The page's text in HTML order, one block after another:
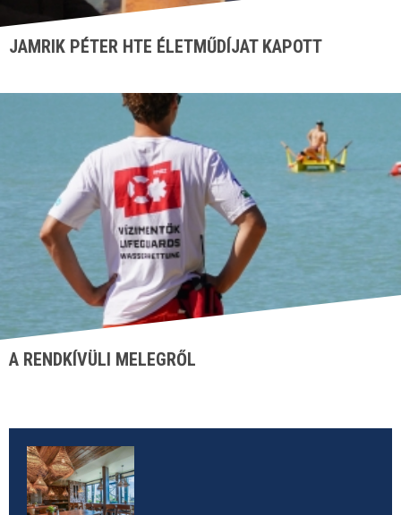
JAMRIK PÉTER HTE ÉLETMŰDÍJAT KAPOTT
A RENDKÍVÜLI MELEGRŐL